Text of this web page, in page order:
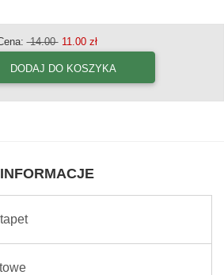
14.0011.00 zł
DODAJ DO KOSZYKA
INFORMACJE